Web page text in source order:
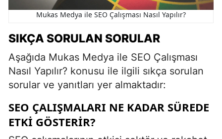
Mukas Medya ile SEO Çalışması Nasıl Yapılır?
SIKÇA SORULAN SORULAR
Aşağıda Mukas Medya ile SEO Çalışması
Nasıl Yapılır? konusu ile ilgili sıkça sorulan
sorular ve yanıtları yer almaktadır:
SEO ÇALIŞMALARI NE KADAR SÜREDE
ETKI GÖSTERIR?